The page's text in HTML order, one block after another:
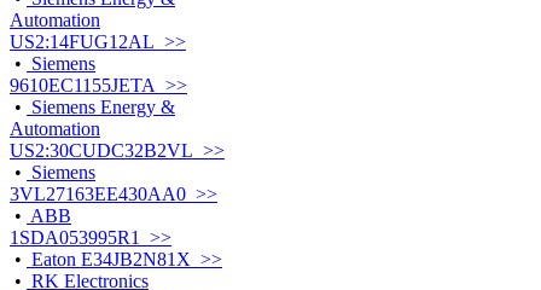
Automation
US2:14FUG12AL >>
• Siemens
9610EC1155JETA >>
• Siemens Energy &
Automation
US2:30CUDC32B2VL >>
• Siemens
3VL27163EE430AA0 >>
• ABB
1SDA053995R1 >>
• Eaton E34JB2N81X >>
• RK Electronics